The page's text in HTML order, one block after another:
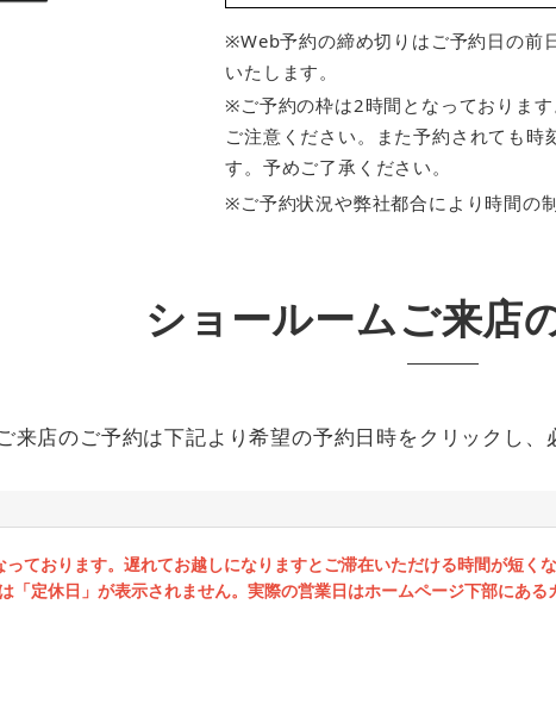
※Web予約の締め切りはご予約日の前
いたします。
※ご予約の枠は2時間となっておりま
ご注意ください。また予約されても
す。予めご了承ください。
※ご予約状況や弊社都合により時間の
ショールームご来店
来店のご予約は下記より希望の予約日時をクリックし